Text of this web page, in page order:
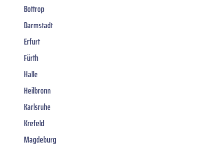
Bottrop
Darmstadt
Erfurt
Fürth
Halle
Heilbronn
Karlsruhe
Krefeld
Magdeburg